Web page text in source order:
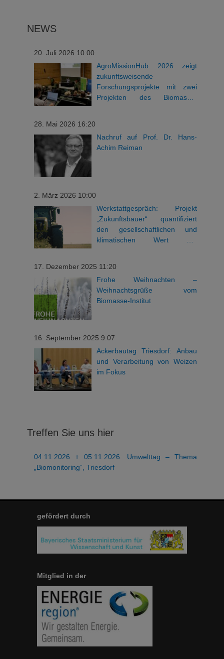
NEWS
20. Juli 2026 10:00
AgroMissionHub 2026 zeigt
zukunftsweisende
Forschungsprojekte mit zwei
Projekten des Biomasse-
28. Mai 2026 16:20
Nachruf auf Prof. Dr. Hans-
Achim Reiman
2. März 2026 10:00
Werkstattgespräch: Projekt
„Zukunftsbauer“ quantifiziert
den gesellschaftlichen und
klimatischen Wert der
17. Dezember 2025 11:20
Frohe Weihnachten –
Weihnachtsgrüße vom
Biomasse-Institut
16. September 2025 9:07
Ackerbautag Triesdorf: Anbau
und Verarbeitung von Weizen
im Fokus
Treffen Sie uns hier
04.11.2026 + 05.11.2026: Umwelttag – Thema
„Biomonitoring“, Triesdorf
gefördert durch
Mitglied in der